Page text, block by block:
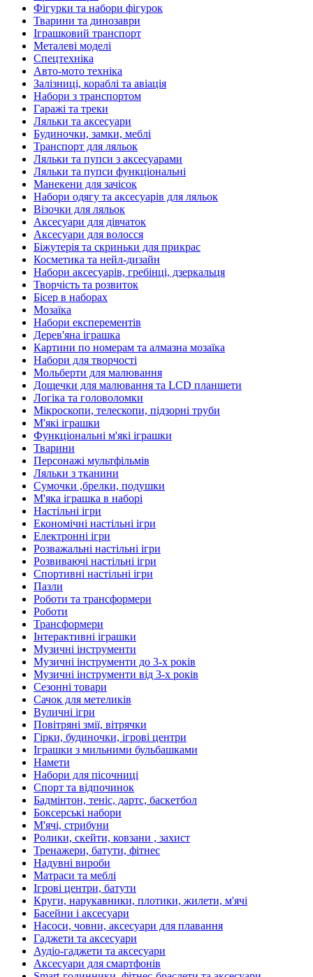
Фігурки та набори фігурок
Тварини та динозаври
Іграшковий транспорт
Металеві моделі
Спецтехніка
Авто-мото техніка
Залізниці, кораблі та авіація
Набори з транспортом
Гаражі та треки
Ляльки та аксесуари
Будиночки, замки, меблі
Транспорт для ляльок
Ляльки та пупси з аксесуарами
Ляльки та пупси функціональні
Манекени для зачісок
Набори одягу та аксесуарів для ляльок
Візочки для ляльок
Аксесуари для дівчаток
Аксесуари для волосся
Біжутерія та скриньки для прикрас
Косметика та нейл-дизайн
Набори аксесуарів, гребінці, дзеркальця
Творчість та розвиток
Бісер в наборах
Мозаїка
Набори експерементів
Дерев'яна іграшка
Картини по номерам та алмазна мозаїка
Набори для творчості
Мольберти для малювання
Дощечки для малювання та LCD планшети
Логіка та головоломки
Мікроскопи, телескопи, підзорні труби
М'які іграшки
Функціональні м'які іграшки
Тварини
Персонажі мультфільмів
Ляльки з тканини
Сумочки ,брелки, подушки
М'яка іграшка в наборі
Настільні ігри
Економічні настільні ігри
Електронні ігри
Розважальні настільні ігри
Розвиваючі настільні ігри
Спортивні настільні ігри
Пазли
Роботи та трансформери
Роботи
Трансформери
Інтерактивні іграшки
Музичні інструменти
Музичні інструменти до 3-х років
Музичні інструменти від 3-х років
Сезонні товари
Сачок для метеликів
Вуличні ігри
Повітряні змії, вітрячки
Гірки, будиночки, ігрові центри
Іграшки з мильними бульбашками
Намети
Набори для пісочниці
Спорт та відпочинок
Бадмінтон, теніс, дартс, баскетбол
Боксерські набори
М'ячі, стрибуни
Ролики, скейти, ковзани , захист
Тренажери, батути, фітнес
Надувні вироби
Матраси та меблі
Ігрові центри, батути
Круги, нарукавники, плотики, жилети, м'ячі
Басейни і аксесуари
Насоси, човни, аксесуари для плавання
Гаджети та аксесуари
Аудіо-гаджети та аксесуари
Аксесуари для смартфонів